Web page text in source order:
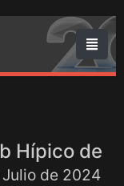
Hípico de
de 2024